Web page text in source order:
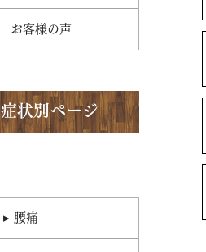
お客様の声
症状別ページ
▸ 腰痛